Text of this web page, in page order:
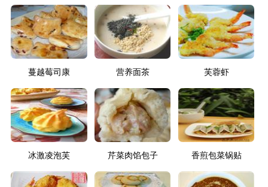
蔓越莓司康 营养面茶 芙蓉虾
冰激凌泡芙 芹菜肉馅包子 香煎包菜锅贴